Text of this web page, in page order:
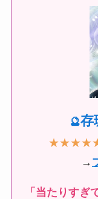
🔮存
→
「当たりすぎ